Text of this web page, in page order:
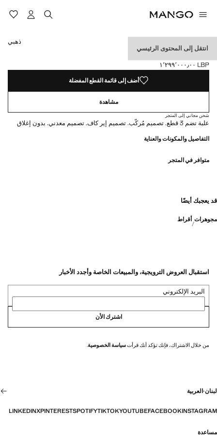
انتقل إلى المحتوى الرئيسي
مجموعة من 3 أقراط أذن
السعر الحالي [LBP ١٬٢٩٩٬٠٠٠٫٠٠ ]
LBP ١٬٢٩٩٬٠٠٠٫٠٠
حدد اللون
تم اختيار اللون ذهبي
ذهبي
أضف إلى قائمة القطع المفضلة
مشاهدة
شحن مجاني إلى المتجر
علبة تضم 3 قطع. تصميم مُركّب. تصميم إير كاف. تصميم معدني. بدون إغلاق
التفاصيل والمكونات والعناية
متوافر في المتجر
قد يعجبك أيضًا
مجوهرات أقراط
استقبال العروض الترويجية، والمبيعات الخاصة وأجدد الأخبار
البريد الإلكتروني
اشترك الأن
من خلال الاشتراك، فإنك تؤكد أنك قرأتسياسة الخصوصية.
لبنان·العربية
INSTAGRAM
FACEBOOK
YOUTUBE
TIKTOK
SPOTIFY
PINTEREST
X
LINKEDIN
مساعدة